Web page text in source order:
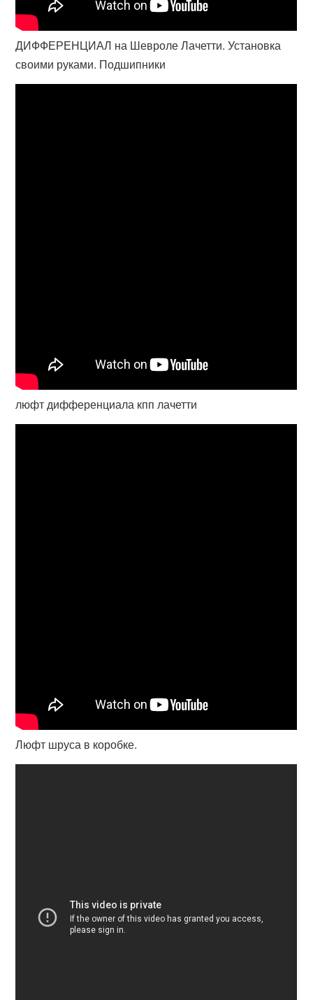
ДИФФЕРЕНЦИАЛ на Шевроле Лачетти. Установка
своими руками. Подшипники
люфт дифференциала кпп лачетти
Люфт шруса в коробке.